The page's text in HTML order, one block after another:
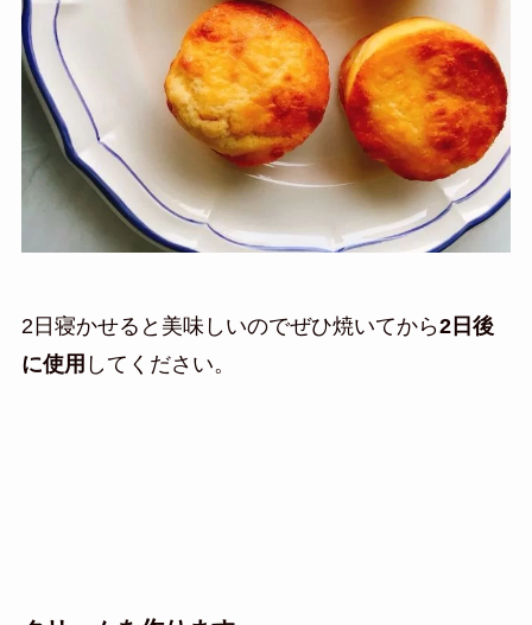
2日寝かせると美味しいのでぜひ焼いてから2日後
に使用 してください。